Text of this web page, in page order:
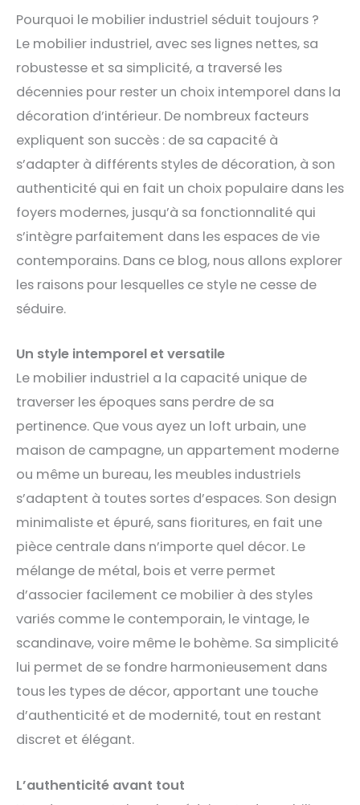
Pourquoi le mobilier industriel séduit toujours ?
Le mobilier industriel, avec ses lignes nettes, sa
robustesse et sa simplicité, a traversé les
décennies pour rester un choix intemporel dans la
décoration d’intérieur. De nombreux facteurs
expliquent son succès : de sa capacité à
s’adapter à différents styles de décoration, à son
authenticité qui en fait un choix populaire dans les
foyers modernes, jusqu’à sa fonctionnalité qui
s’intègre parfaitement dans les espaces de vie
contemporains. Dans ce blog, nous allons explorer
les raisons pour lesquelles ce style ne cesse de
séduire.
Un style intemporel et versatile
Le mobilier industriel a la capacité unique de
traverser les époques sans perdre de sa
pertinence. Que vous ayez un loft urbain, une
maison de campagne, un appartement moderne
ou même un bureau, les meubles industriels
s’adaptent à toutes sortes d’espaces. Son design
minimaliste et épuré, sans fioritures, en fait une
pièce centrale dans n’importe quel décor. Le
mélange de métal, bois et verre permet
d’associer facilement ce mobilier à des styles
variés comme le contemporain, le vintage, le
scandinave, voire même le bohème. Sa simplicité
lui permet de se fondre harmonieusement dans
tous les types de décor, apportant une touche
d’authenticité et de modernité, tout en restant
discret et élégant.
L’authenticité avant tout